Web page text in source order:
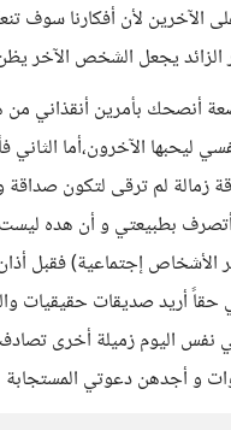
الآخرين لأن أفكارنا سوف
الزائد يجعل الشخص الآخر
أنصحك بأمرين أنقذاني
ليحبها الآخرون،أما
زمالة لم ترقى لتكون
بطبيعتي و أن هده
الأشخاص إجتماعية) فقبل
حقاً أريد صديقات حقيقيات
اليوم زميلة أخرى تصادفت
و أجدهن دعوتي المستجابة